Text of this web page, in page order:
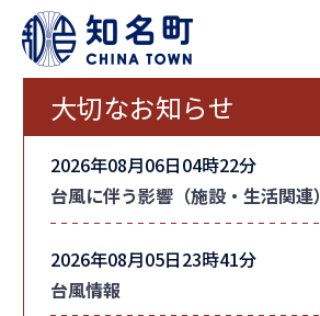
大切なお知らせ
2026年08月06日04時22分
台風に伴う影響（施設・生活関連）
2026年08月05日23時41分
台風情報